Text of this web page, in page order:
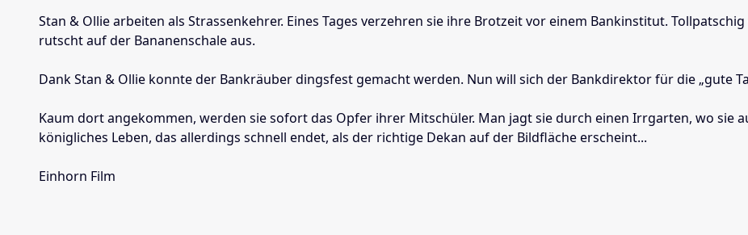
Stan & Ollie arbeiten als Strassenkehrer. Eines Tages verzehren sie ihre Brotzeit vor einem Bankinstitut.
rutscht auf der Bananenschale aus.
Dank Stan & Ollie konnte der Bankräuber dingsfest gemacht werden. Nun will sich der Bankdirektor für die
Kaum dort angekommen, werden sie sofort das Opfer ihrer Mitschüler. Man jagt sie durch einen Irrgarten, wo
königliches Leben, das allerdings schnell endet, als der richtige Dekan auf der Bildfläche erscheint...
Einhorn Film